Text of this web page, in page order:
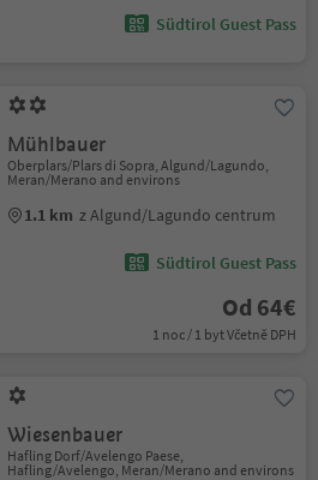
Südtirol Guest Pass
Mühlbauer
Oberplars/Plars di Sopra, Algund/Lagundo,
Meran/Merano and environs
1.1 km z Algund/Lagundo centrum
Südtirol Guest Pass
Od 64€
1 noc / 1 byt Včetně DPH
Wiesenbauer
Hafling Dorf/Avelengo Paese,
Hafling/Avelengo, Meran/Merano and environs